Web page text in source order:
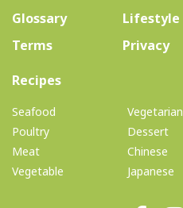
Glossary Lifestyle
Terms
Privacy
Recipes(current)
Seafood
Poultry
Meat
Vegetable
Vegetarian
Dessert
Chinese
Japanese